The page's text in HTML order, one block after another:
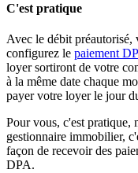
C'est pratique
Avec le débit préautorisé,
configurez le paiement
loyer sortiront de votre
à la même date chaque
payer votre loyer le jour
Pour vous, c'est pratique,
gestionnaire immobilier,
façon de recevoir des
DPA.